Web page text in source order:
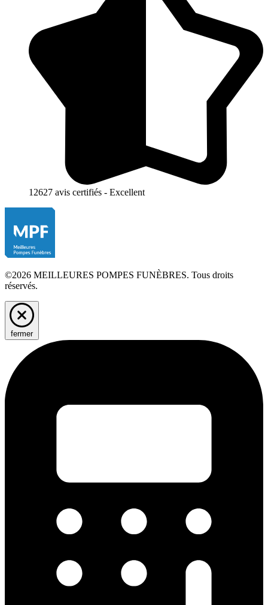
12627 avis certifiés - Excellent
©2026 MEILLEURES POMPES FUNÈBRES. Tous droits
réservés.
fermer